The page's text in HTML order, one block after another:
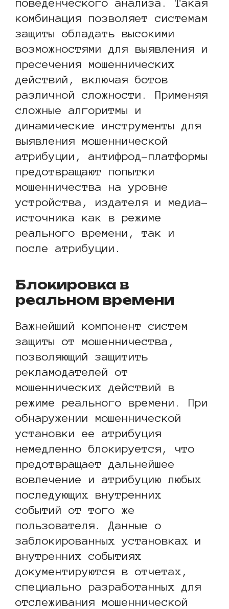
поведенческого анализа. Такая
комбинация позволяет системам
защиты обладать высокими
возможностями для выявления и
пресечения мошеннических
действий, включая ботов
различной сложности. Применяя
сложные алгоритмы и
динамические инструменты для
выявления мошеннической
атрибуции, антифрод-платформы
предотвращают попытки
мошенничества на уровне
устройства, издателя и медиа-
источника как в режиме
реального времени, так и
после атрибуции.
Блокировка в
реальном времени
Важнейший компонент систем
защиты от мошенничества,
позволяющий защитить
рекламодателей от
мошеннических действий в
режиме реального времени. При
обнаружении мошеннической
установки ее атрибуция
немедленно блокируется, что
предотвращает дальнейшее
вовлечение и атрибуцию любых
последующих внутренних
событий от того же
пользователя. Данные о
заблокированных установках и
внутренних событиях
документируются в отчетах,
специально разработанных для
отслеживания мошеннической